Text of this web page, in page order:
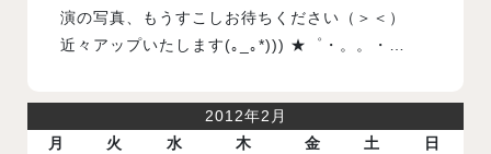
演の写真、もうすこしお待ちください（＞＜）
近々アップいたします(｡_｡*))) ★゜・。。・…
2012年2月
月
火 水 木 金 土 日